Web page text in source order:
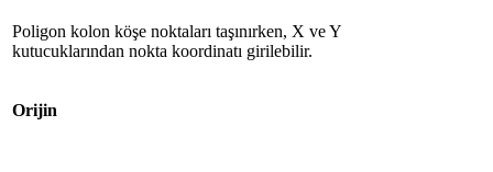
Poligon kolon köşe noktaları taşınırken, X ve Y
kutucuklarından nokta koordinatı girilebilir.
Orijin